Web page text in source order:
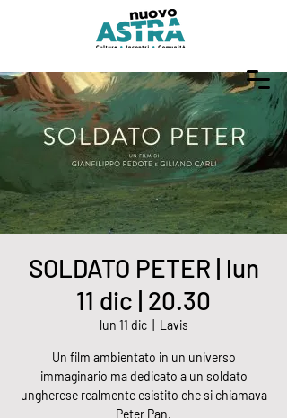
SOLDATO PETER | lun
11 dic | 20.30
lun 11 dic
  |
Lavis
Un film ambientato in un universo
immaginario ma dedicato a un soldato
ungherese realmente esistito che si chiamava
Peter Pan.